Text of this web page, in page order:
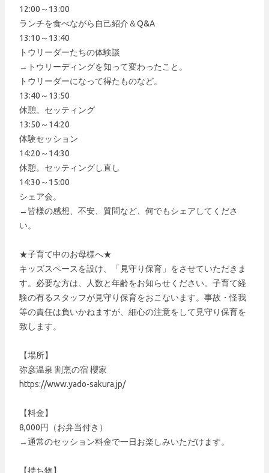
12:00～13:00
ランチを食べながら自己紹介＆Q&A
13:10～13:40
トウリーダーたちの体験談
→トウリーディングを知って変わったこと。
トウリーダーになって得たものなど。
13:40～13:50
休憩。セッティング
13:50～14:20
体験セッション
14:20～14:30
休憩。セッティングし直し
14:30～15:00
シェア会。
→皆様の感想、不安、質問など、何でもシェアしてくださ
い。
★子育て中のお母様へ★
キッズスペースを設け、「見守り保育」をさせていただきま
す。必要な方は、人数と年齢をお知らせください。子育て経
験の有るスタッフが見守り保育をおこないます。事故・怪我
等の責任は負いかねますが、細心の注意をして見守り保育を
致します。
【場所】
弥彦温泉 割烹の宿 櫻家
https://www.yado-sakura.jp/
【料金】
8,000円（お弁当付き）
→通常のセッション料金で一日お楽しみいただけます。
【持ち物】